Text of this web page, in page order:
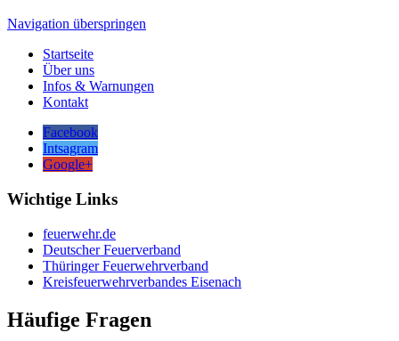
Navigation überspringen
Startseite
Über uns
Infos & Warnungen
Kontakt
Facebook
Intsagram
Google+
Wichtige Links
feuerwehr.de
Deutscher Feuerverband
Thüringer Feuerwehrverband
Kreisfeuerwehrverbandes Eisenach
Häufige Fragen